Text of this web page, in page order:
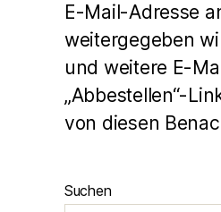
E-Mail-Adresse
weitergegeben
und weitere E-
„Abbestellen“-
von diesen
Suchen